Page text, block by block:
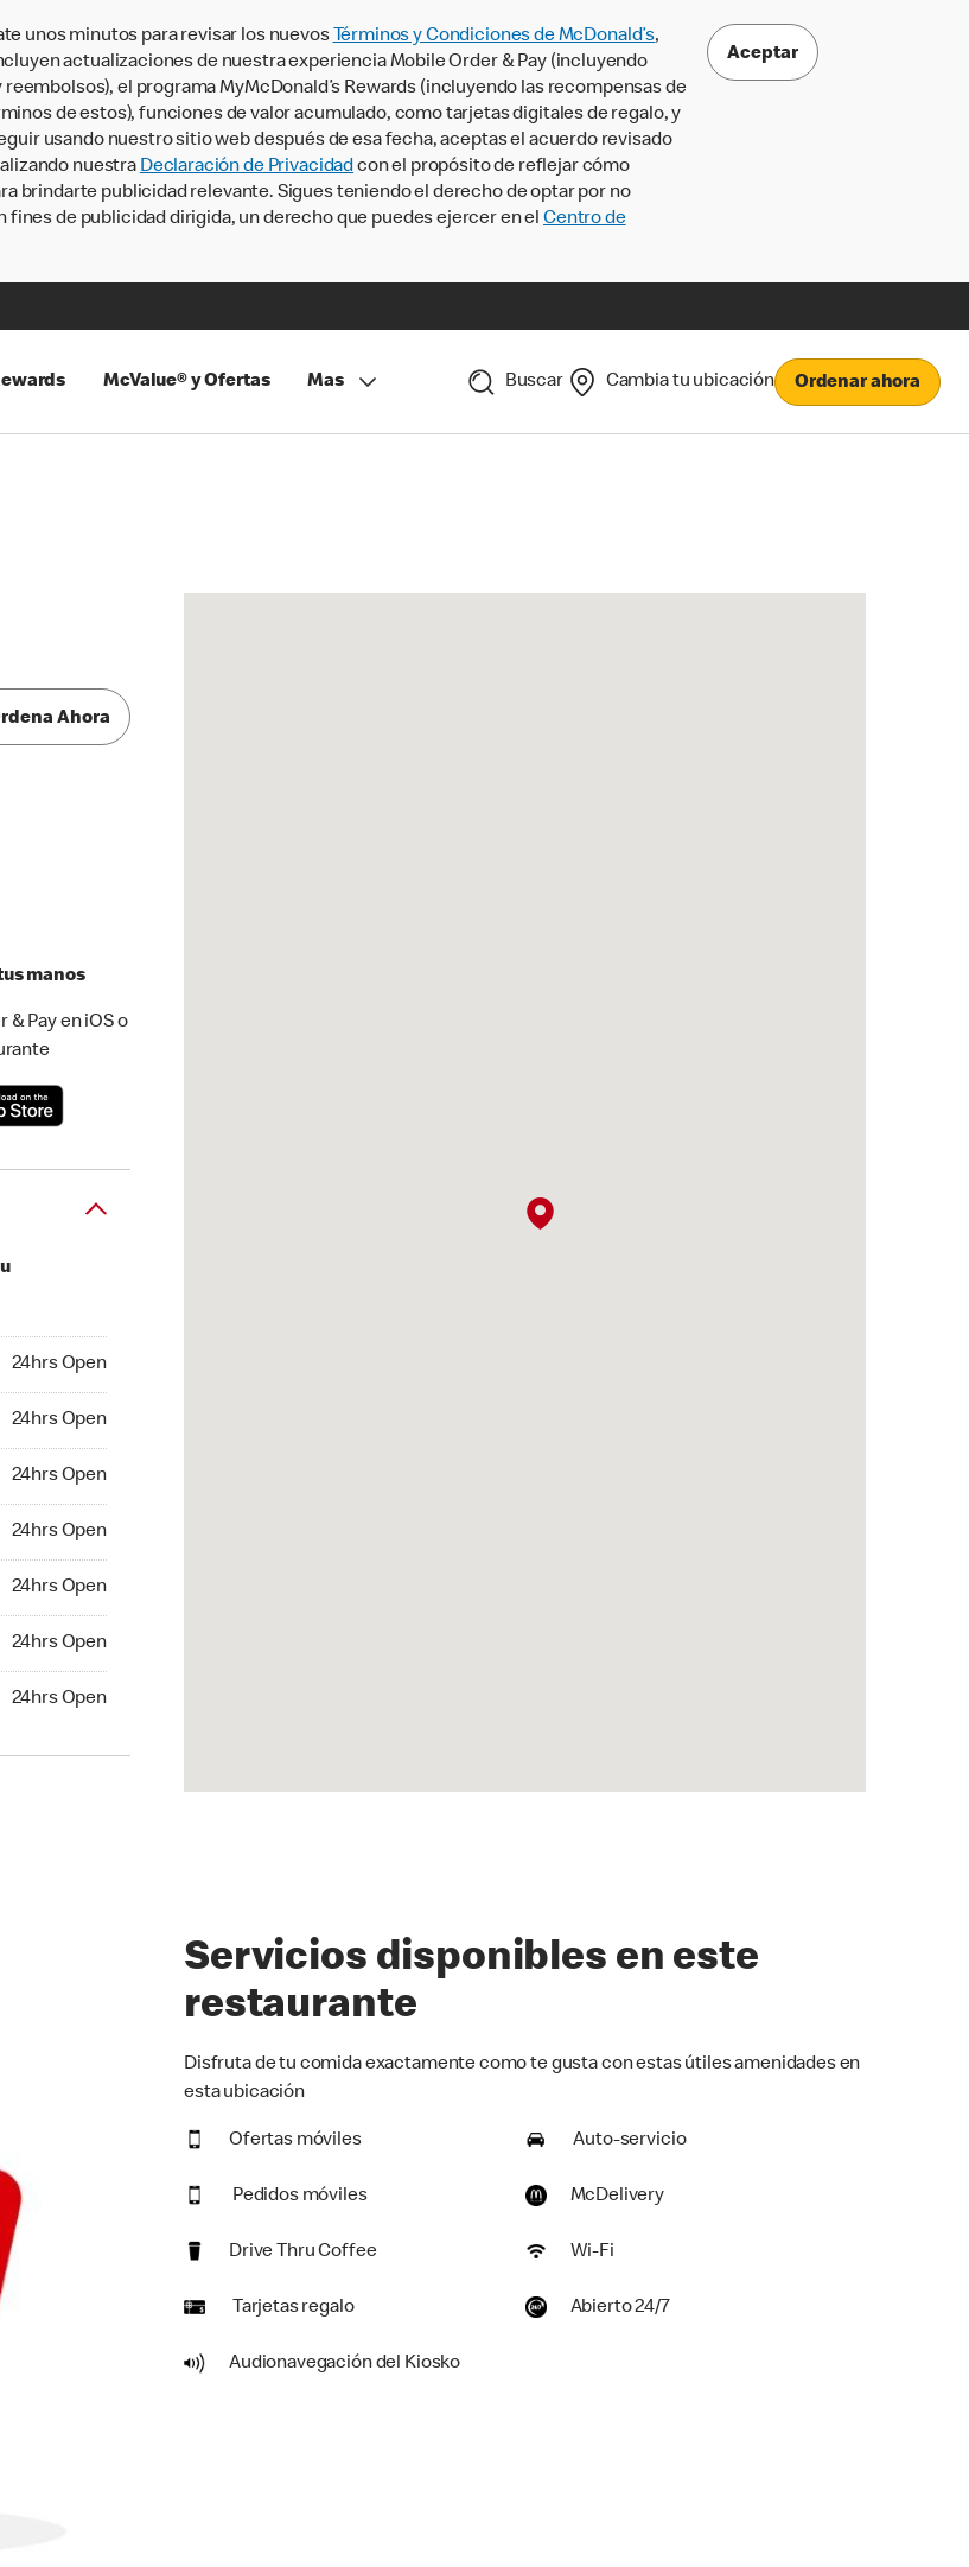
unos minutos para revisar los nuevos Términos y Condiciones de McDonald’s,
actualizaciones de nuestra experiencia Mobile Order & Pay (incluyendo
el programa MyMcDonald’s Rewards (incluyendo las recompensas de
de estos), funciones de valor acumulado, como tarjetas digitales de regalo, y
usando nuestro sitio web después de esa fecha, aceptas el acuerdo revisado
nuestra Declaración de Privacidadcon el propósito de reflejar cómo
brindarte publicidad relevante. Sigues teniendo el derecho de optar por no
de publicidad dirigida, un derecho que puedes ejercer en el Centro de
Aceptar
McValue® y Ofertas Mas Buscar Cambia tu ubicación Ordenar ahora
Ahora
manos
& Pay en iOS o
24hrs Open
24hrs Open
24hrs Open
24hrs Open
24hrs Open
24hrs Open
24hrs Open
Servicios disponibles en este
restaurante
Disfruta de tu comida exactamente como te gusta con estas útiles amenidades en
esta ubicación
Ofertas móviles Auto-servicio
Pedidos móviles McDelivery
Drive Thru Coffee Wi-Fi
Tarjetas regalo Abierto 24/7
Audionavegación del Kiosko